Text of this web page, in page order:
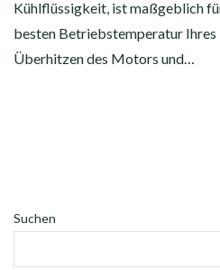
Kühlflüssigkeit, ist maßgeblich
besten Betriebstemperatur
Überhitzen des Motors und…
Suchen